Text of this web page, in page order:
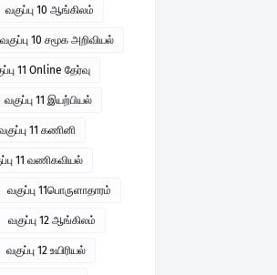
வகுப்பு 10 ஆங்கிலம்
வகுப்பு 10 சமூக அறிவியல்
11 Online தேர்வு
வகுப்பு 11 இயற்பியல்
11 கணினி
11 வணிகவியல்
வகுப்பு 11பொருளாதாரம்
வகுப்பு 12 ஆங்கிலம்
வகுப்பு 12 உயிரியல்